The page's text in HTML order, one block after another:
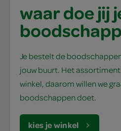
waar doe jij
Je bestelt de
jouw buurt. Het assortiment
winkel, daarom willen we
boodschappen doet.
kies je winkel